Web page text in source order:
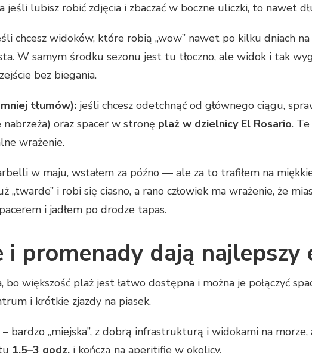
jeśli lubisz robić zdjęcia i zbaczać w boczne uliczki, to nawet
chcesz widoków, które robią „wow” nawet po kilku dniach
W samym środku sezonu jest tu tłoczno, ale widok i tak
bez biegania.
tłumów): jeśli chcesz odetchnąć od głównego ciągu,
oraz spacer w stronę plaż w dzielnicy El Rosario.
wrażenie.
w maju, wstałem za późno — ale za to trafiłem na
„twarde” i robi się ciasno, a rano człowiek ma wrażenie, że
i jadłem po drodze tapas.
i promenady dają najlepszy
większość plaż jest łatwo dostępna i można je połączyć
i krótkie zjazdy na piasek.
– bardzo „miejska”, z dobrą infrastrukturą i widokami na
1,5–3 godz. i kończą na aperitifie w okolicy.